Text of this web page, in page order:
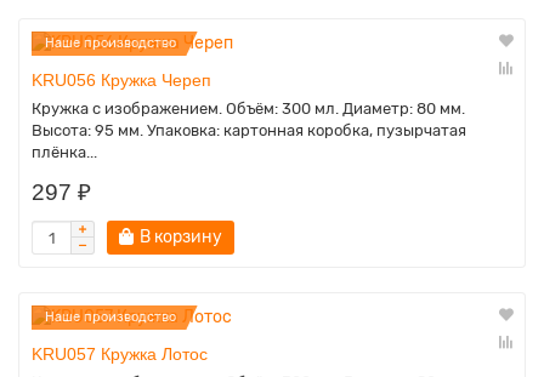
Наше производство
KRU056 Кружка Череп
Кружка с изображением. Объём: 300 мл. Диаметр: 80 мм.
Высота: 95 мм. Упаковка: картонная коробка, пузырчатая
плёнка...
297 ₽
В корзину
Наше производство
KRU057 Кружка Лотос